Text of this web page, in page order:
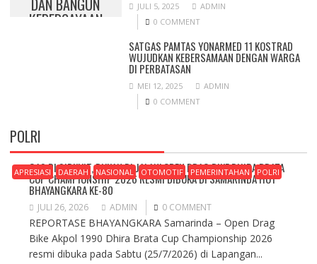
DAN BANGUN
KEPERCAYAAN
JULI 5, 2025
ADMIN
0 COMMENT
SATGAS PAMTAS YONARMED 11 KOSTRAD
WUJUDKAN KEBERSAMAAN DENGAN WARGA
DI PERBATASAN
MEI 12, 2025
ADMIN
0 COMMENT
POLRI
APRESIASI DAERAH NASIONAL OTOMOTIF PEMERINTAHAN POLRI
GAS DI SIRKUIT, BUKAN DI JALAN! OPEN DRAG BIKE DHIRA BRATA
CUP CHAMPIONSHIP 2026 RESMI DIBUKA DI SAMARINDA HUT
BHAYANGKARA KE-80
JULI 26, 2026 ADMIN 0 COMMENT
REPORTASE BHAYANGKARA Samarinda – Open Drag
Bike Akpol 1990 Dhira Brata Cup Championship 2026
resmi dibuka pada Sabtu (25/7/2026) di Lapangan...